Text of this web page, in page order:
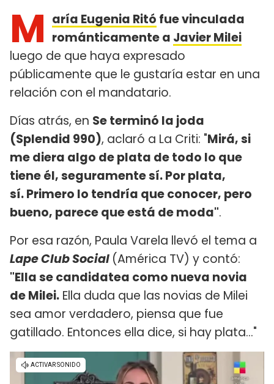
M aría Eugenia Ritó fue vinculada
románticamente a Javier Milei
luego de que haya expresado
públicamente que le gustaría estar en una
relación con el mandatario.
Días atrás, en Se terminó la joda
(Splendid 990), aclaró a La Criti: "Mirá, si
me diera algo de plata de todo lo que
tiene él, seguramente sí. Por plata,
sí. Primero lo tendría que conocer, pero
bueno, parece que está de moda".
Por esa razón, Paula Varela llevó el tema a
Lape Club Social (América TV) y contó:
"Ella se candidatea como nueva novia
de Milei. Ella duda que las novias de Milei
sea amor verdadero, piensa que fue
gatillado. Entonces ella dice, si hay plata..."